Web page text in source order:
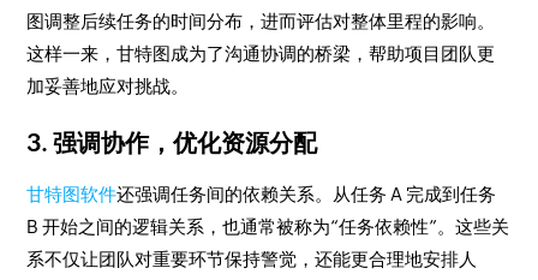
图调整后续任务的时间分布，进而评估对整体里程的影响。
这样一来，甘特图成为了沟通协调的桥梁，帮助项目团队更
加妥善地应对挑战。
3. 强调协作，优化资源分配
甘特图软件还强调任务间的依赖关系。从任务 A 完成到任务
B 开始之间的逻辑关系，也通常被称为“任务依赖性”。这些关
系不仅让团队对重要环节保持警觉，还能更合理地安排人